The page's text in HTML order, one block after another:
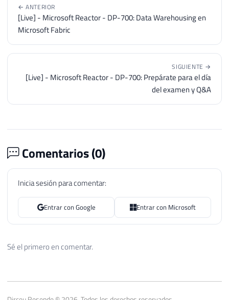
← ANTERIOR
[Live] - Microsoft Reactor - DP-700: Data Warehousing en
Microsoft Fabric
SIGUIENTE →
[Live] - Microsoft Reactor - DP-700: Prepárate para el día
del examen y Q&A
Comentarios (0)
Inicia sesión para comentar:
Entrar con Google Entrar con Microsoft
Sé el primero en comentar.